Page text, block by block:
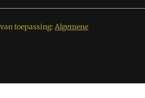
toepassing: Algemene